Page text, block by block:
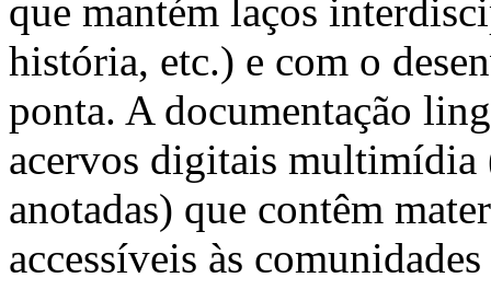
que mantém laços
história, etc.) e com o
ponta. A documentação
acervos digitais multimídia
anotadas) que contêm
accessíveis às